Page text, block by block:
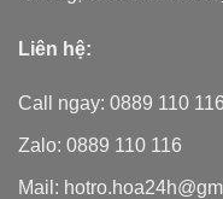
Liên hệ:
Call ngay: 0889 110 116
Zalo: 0889 110 116
Mail: